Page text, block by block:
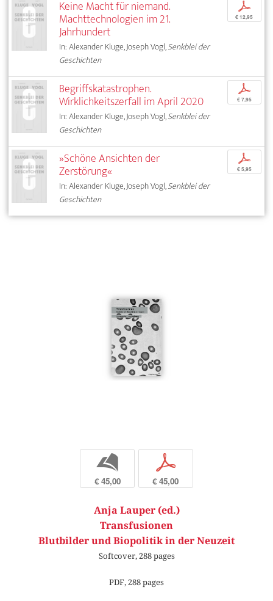
Keine Macht für niemand.
Machttechnologien im 21.
Jahrhundert
In: Alexander Kluge, Joseph Vogl,Senkblei der
Geschichten
p
€ 12,95
Begriffskatastrophen.
Wirklichkeitszerfall im April 2020
In: Alexander Kluge, Joseph Vogl,Senkblei der
Geschichten
p
€ 7,95
»Schöne Ansichten der
Zerstörung«
In: Alexander Kluge, Joseph Vogl,Senkblei der
Geschichten
p
€ 5,95
b
€ 45,00
p
€ 45,00
Anja Lauper (ed.)
Transfusionen
Blutbilder und Biopolitik in der Neuzeit
Softcover, 288 pages
PDF, 288 pages